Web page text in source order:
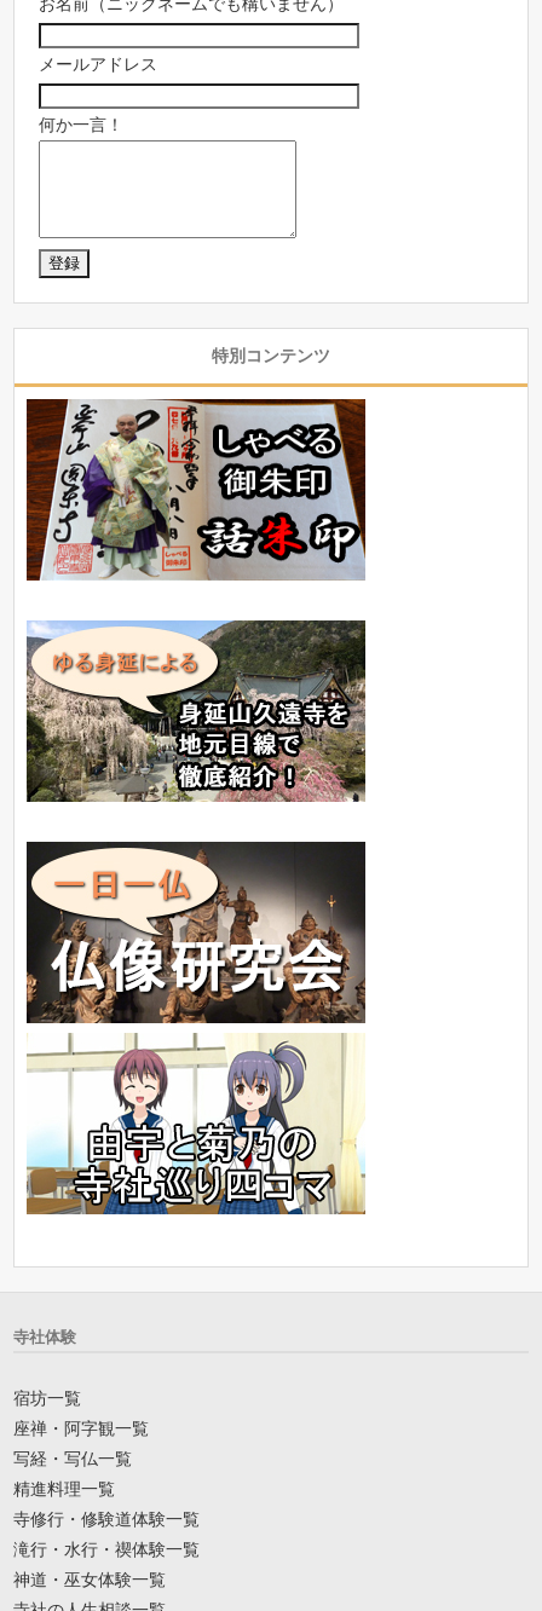
メールアドレス
何か一言！
特別コンテンツ
寺社体験
宿坊一覧
座禅・阿字観一覧
写経・写仏一覧
精進料理一覧
寺修行・修験道体験一覧
滝行・水行・禊体験一覧
神道・巫女体験一覧